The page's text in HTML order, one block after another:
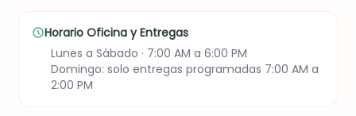
Horario Oficina y Entregas
Lunes a Sábado · 7:00 AM a 6:00 PM
Domingo: solo entregas programadas 7:00 AM a
2:00 PM